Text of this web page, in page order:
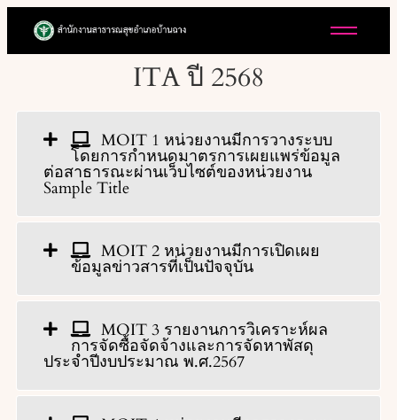
ITA ปี 2568
MOIT 1 หน่วยงานมีการวางระบบ
โดยการกำหนดมาตรการเผยแพร่ข้อมูล
ต่อสาธารณะผ่านเว็บไซต์ของหน่วยงาน
Sample Title
MOIT 2 หน่วยงานมีการเปิดเผย
ข้อมูลข่าวสารที่เป็นปัจจุบัน
MOIT 3 รายงานการวิเคราะห์ผล
การจัดซื้อจัดจ้างและการจัดหาพัสดุ
ประจำปีงบประมาณ พ.ศ.2567